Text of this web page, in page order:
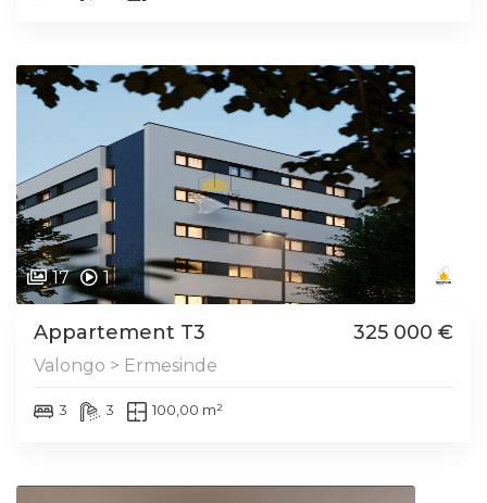
17 1
Appartement T3 325 000 €
Valongo > Ermesinde
3 3 100,00 m²